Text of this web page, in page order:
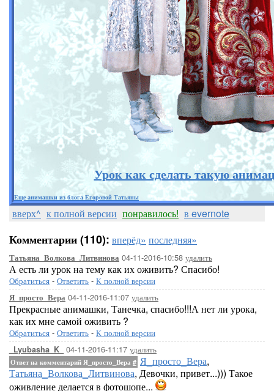
Урок как сделать такую
Еще анимашки из блога Егоровой Татьяны
вверх^ к полной версии понравилось! в evernote
Комментарии (110): вперёд» последняя»
Татьяна_Волкова_Литвинова 04-11-2016-10:58 удалить
А есть ли урок на тему как их оживить? Спасибо!
Обратиться - Ответить - К полной версии
Я_просто_Вера 04-11-2016-11:07 удалить
Прекрасные анимашки, Танечка, спасибо!!!А нет ли урока,
как их мне самой оживить ?
Обратиться - Ответить - К полной версии
_Lyubasha_K_ 04-11-2016-11:17 удалить
Ответ на комментарий Я_просто_Вера # Я_просто_Вера,
Татьяна_Волкова_Литвинова, Девочки, привет...))) Такое
оживление делается в фотошопе...